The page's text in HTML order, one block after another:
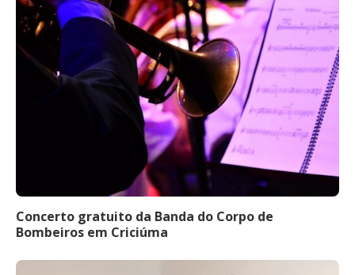
Concerto gratuito da Banda do Corpo de
Bombeiros em Criciúma